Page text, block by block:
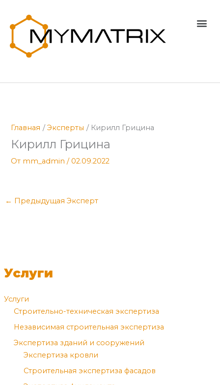
содержимому
Услуги
Услуги
Cтроительно-техническая экспертиза
Независимая строительная экспертиза
Экспертиза зданий и сооружений
Экспертиза кровли
Строительная экспертиза фасадов
Главная Эксперты Кирилл Грицина
Кирилл Грицина
От mm_admin/ 02.09.2022
← Предыдущая Эксперт